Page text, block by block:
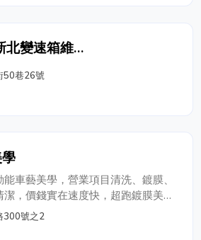
材料和最先進的設備。此外，我們
過程，以確保每輛座駕都能夠達到
產品不僅具有出色的外觀效果，還
性。 客戶滿意度是我們追求的最
只有當您滿意我們的服務和產品時，
北變速箱維
Audi/豐田/本田/日產變
漢
50巷26號
車藝美學，營業項目清洗、鍍膜、
，價錢實在速度快，超跑鍍膜美
、國產車鍍膜美容都是我們的強
就找動能車藝美學。
300號之2